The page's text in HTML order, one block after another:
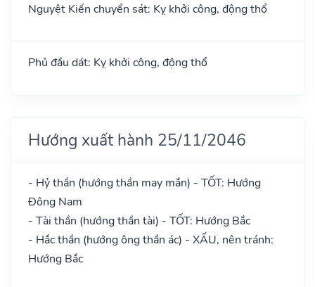
Nguyệt Kiến chuyển sát: Kỵ khởi công, động thổ
Phủ đầu dát: Kỵ khởi công, động thổ
Hướng xuất hành 25/11/2046
- Hỷ thần (hướng thần may mắn) - TỐT: Hướng
Đông Nam
- Tài thần (hướng thần tài) - TỐT: Hướng Bắc
- Hắc thần (hướng ông thần ác) - XẤU, nên tránh:
Hướng Bắc